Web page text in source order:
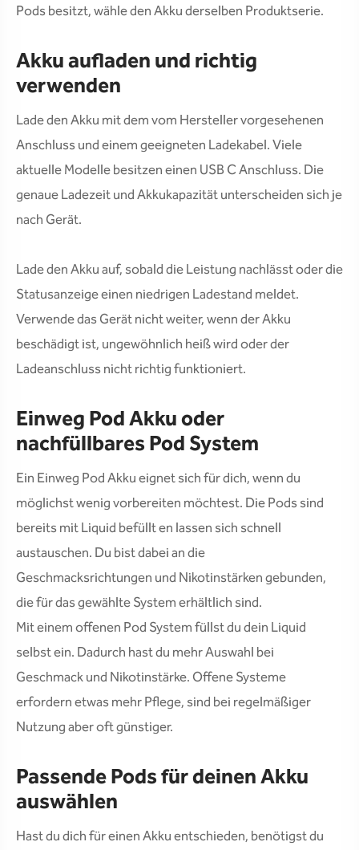
Pods besitzt, wähle den Akku derselben Produktserie.
Akku aufladen und richtig
verwenden
Lade den Akku mit dem vom Hersteller vorgesehenen
Anschluss und einem geeigneten Ladekabel. Viele
aktuelle Modelle besitzen einen USB C Anschluss. Die
genaue Ladezeit und Akkukapazität unterscheiden sich je
nach Gerät.
Lade den Akku auf, sobald die Leistung nachlässt oder die
Statusanzeige einen niedrigen Ladestand meldet.
Verwende das Gerät nicht weiter, wenn der Akku
beschädigt ist, ungewöhnlich heiß wird oder der
Ladeanschluss nicht richtig funktioniert.
Einweg Pod Akku oder
nachfüllbares Pod System
Ein Einweg Pod Akku eignet sich für dich, wenn du
möglichst wenig vorbereiten möchtest. Die Pods sind
bereits mit Liquid befüllt en lassen sich schnell
austauschen. Du bist dabei an die
Geschmacksrichtungen und Nikotinstärken gebunden,
die für das gewählte System erhältlich sind.
Mit einem offenen Pod System füllst du dein Liquid
selbst ein. Dadurch hast du mehr Auswahl bei
Geschmack und Nikotinstärke. Offene Systeme
erfordern etwas mehr Pflege, sind bei regelmäßiger
Nutzung aber oft günstiger.
Passende Pods für deinen Akku
auswählen
Hast du dich für einen Akku entschieden, benötigst du